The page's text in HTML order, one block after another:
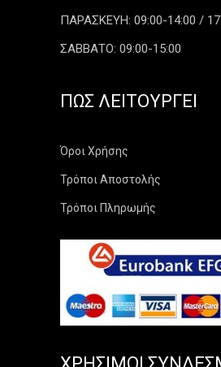
ΠΑΡΑΣΚΕΥΗ: 09:00-14:00 /
ΣΑΒΒΑΤΟ: 09:00-15:00
ΠΏΣ ΛΕΙΤΟΥΡΓΕΊ
Όροι Χρήσης
Τρόποι Αποστολής
Τρόποι Πληρωμής